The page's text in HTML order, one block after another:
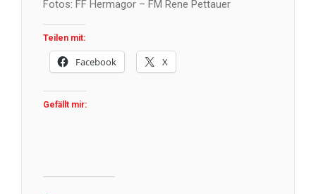
Fotos: FF Hermagor – FM Rene Pettauer
Teilen mit:
Facebook X
Gefällt mir: